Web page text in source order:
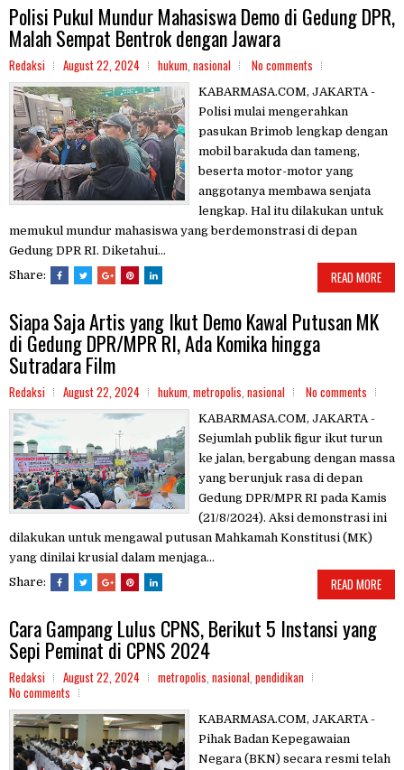
Polisi Pukul Mundur Mahasiswa Demo di Gedung DPR,
Malah Sempat Bentrok dengan Jawara
Redaksi August 22, 2024 hukum nasional No comments
KABARMASA.COM, JAKARTA -
Polisi mulai mengerahkan
pasukan Brimob lengkap dengan
mobil barakuda dan tameng,
beserta motor-motor yang
anggotanya membawa senjata
lengkap. Hal itu dilakukan untuk
memukul mundur mahasiswa yang berdemonstrasi di depan
Gedung DPR RI. Diketahui...
Share:
READ MORE
Siapa Saja Artis yang Ikut Demo Kawal Putusan MK
di Gedung DPR/MPR RI, Ada Komika hingga
Sutradara Film
Redaksi August 22, 2024 hukum metropolis nasional No comments
KABARMASA.COM, JAKARTA -
Sejumlah publik figur ikut turun
ke jalan, bergabung dengan massa
yang berunjuk rasa di depan
Gedung DPR/MPR RI pada Kamis
(21/8/2024). Aksi demonstrasi ini
dilakukan untuk mengawal putusan Mahkamah Konstitusi (MK)
yang dinilai krusial dalam menjaga...
Share:
READ MORE
Cara Gampang Lulus CPNS, Berikut 5 Instansi yang
Sepi Peminat di CPNS 2024
Redaksi August 22, 2024 metropolis nasional pendidikan
No comments
KABARMASA.COM, JAKARTA -
Pihak Badan Kepegawaian
Negara (BKN) secara resmi telah